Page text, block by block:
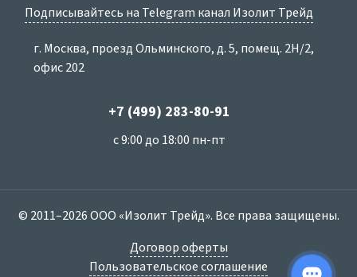
Подписывайтесь на Telegram канал Изолит Трейд
г. Москва, проезд Ольминского, д. 5, помещ. 2Н/2,
офис 202
+7 (499) 283-80-91
с 9:00 до 18:00 пн-пт
© 2011–2026 ООО «Изолит Трейд». Все права защищены.
Договор оферты
Пользовательское соглашение